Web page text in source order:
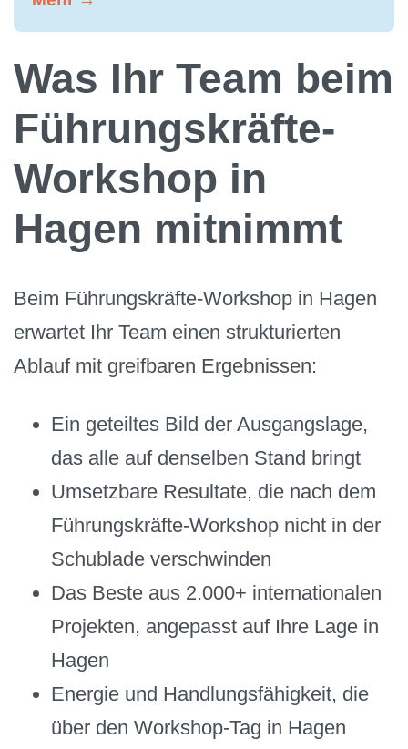
Was Ihr Team beim
Führungskräfte-
Workshop in
Hagen mitnimmt
Beim Führungskräfte-Workshop in Hagen
erwartet Ihr Team einen strukturierten
Ablauf mit greifbaren Ergebnissen:
Ein geteiltes Bild der Ausgangslage,
das alle auf denselben Stand bringt
Umsetzbare Resultate, die nach dem
Führungskräfte-Workshop nicht in der
Schublade verschwinden
Das Beste aus 2.000+ internationalen
Projekten, angepasst auf Ihre Lage in
Hagen
Energie und Handlungsfähigkeit, die
über den Workshop-Tag in Hagen